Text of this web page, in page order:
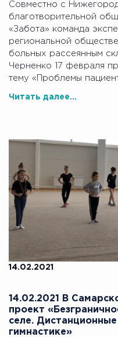
Совместно с
благотворительной
«Забота» команда
региональной
больных рассеянным
Черненко 17 февраля
тему «Проблемы
Читать далее...
14.02.2021
14.02.2021 В
проект
селе.
гимнастике»